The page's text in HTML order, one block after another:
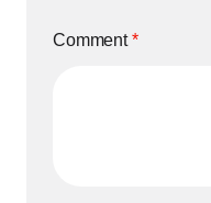
Comment*